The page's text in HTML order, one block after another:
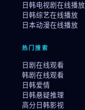
日韩电视剧在线播放
日韩综艺在线播放
日本动漫在线播放
热门搜索
日剧在线观看
韩剧在线观看
日韩爱情
日韩悬疑推理
高分日韩影视